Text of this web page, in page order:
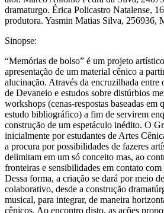
dramaturgo. Érica Policastro Natalense,
produtora. Yasmin Matias Silva, 256936,
Sinopse:
“Memórias de bolso” é um projeto
apresentação de um material cênico a
alucinação. Através da encruzilhada entre
de Devaneio e estudos sobre distúrbios
workshops (cenas-respostas baseadas em
estudo bibliográfico) a fim de servirem
construção de um espetáculo inédito. O
inicialmente por estudantes de Artes
a procura por possibilidades de fazeres
delimitam em um só conceito mas, ao
fronteiras e sensibilidades em contato
Dessa forma, a criação se dará por meio
colaborativo, desde a construção
musical, para integrar, de maneira
cênicos. Ao encontro disto, as ações